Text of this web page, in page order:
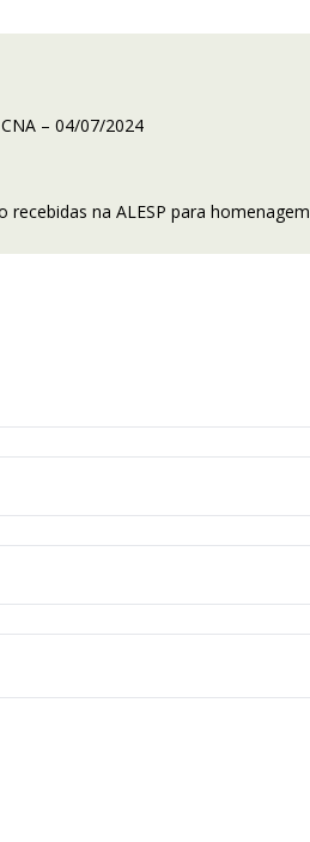
– 04/07/2024
na ALESP para homenagem